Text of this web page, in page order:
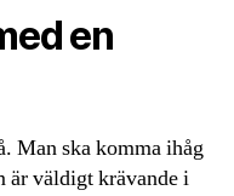
en
Man ska komma ihåg
är väldigt krävande i